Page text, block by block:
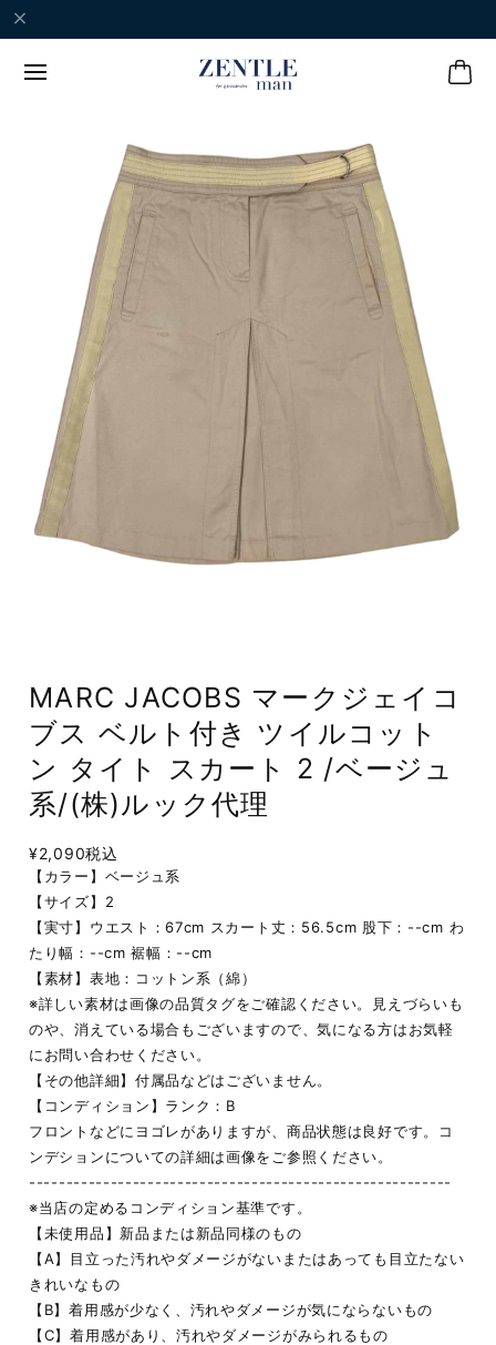
MARC JACOBS マークジェイコ
ブス ベルト付き ツイルコット
ン タイト スカート 2 /ベージュ
系/(株)ルック代理
¥2,090税込
【カラー】ベージュ系
【サイズ】2
【実寸】ウエスト：67cm スカート丈：56.5cm 股下：--cm わ
たり幅：--cm 裾幅：--cm
【素材】表地：コットン系（綿）
※詳しい素材は画像の品質タグをご確認ください。見えづらいも
のや、消えている場合もございますので、気になる方はお気軽
にお問い合わせください。
【その他詳細】付属品などはございません。
【コンディション】ランク：B
フロントなどにヨゴレがありますが、商品状態は良好です。コ
ンデションについての詳細は画像をご参照ください。
---------------------------------------------------------
※当店の定めるコンディション基準です。
【未使用品】新品または新品同様のもの
【A】目立った汚れやダメージがないまたはあっても目立たない
きれいなもの
【B】着用感が少なく、汚れやダメージが気にならないもの
【C】着用感があり、汚れやダメージがみられるもの